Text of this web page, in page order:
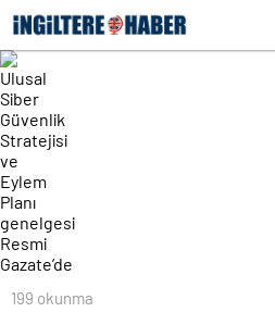
199 okunma